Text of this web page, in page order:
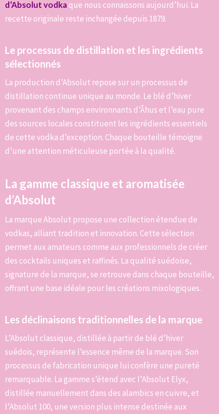
d’Absolut vodkaque nous connaissons aujourd’hui. La
recette originale reste inchangée depuis 1879.
Le processus de distillation et les ingrédients
sélectionnés
La production d’Absolut repose sur un processus de
distillation continue unique au monde. Le blé d’hiver
provenant des champs environnants d’Åhus et l’eau pure
des sources locales constituent les ingrédients essentiels
de cette vodka d’exception. Chaque bouteille témoigne
d’une attention méticuleuse portée à la qualité.
La gamme classique et aromatisée
d’Absolut
La marque Absolut propose une collection étendue de
vodkas, alliant tradition et innovation. Cette sélection
permet aux amateurs comme aux professionnels de créer
des cocktails uniques et raffinés. La qualité suédoise,
signature de la marque, se retrouve dans chaque bouteille,
offrant une base idéale pour les créations mixologiques.
Les déclinaisons traditionnelles de la marque
L’Absolut classique, distillée à partir de blé d’hiver
suédois, représente l’essence même de la marque. Son
processus de fabrication unique lui confère une pureté
remarquable. La gamme s’étend avec l’Absolut Elyx,
distillée manuellement dans des alambics en cuivre, et
l’Absolut 100, une version plus intense destinée aux